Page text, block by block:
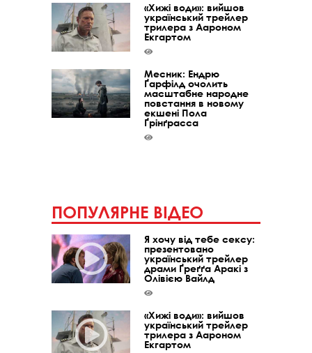
«Хижі води»: вийшов
український трейлер
трилера з Аароном
Екгартом
Месник: Ендрю
Ґарфілд очолить
масштабне народне
повстання в новому
екшені Пола
Ґрінґрасса
ПОПУЛЯРНЕ ВІДЕО
Я хочу від тебе сексу:
презентовано
український трейлер
драми Ґреґґа Аракі з
Олівією Вайлд
«Хижі води»: вийшов
український трейлер
трилера з Аароном
Екгартом